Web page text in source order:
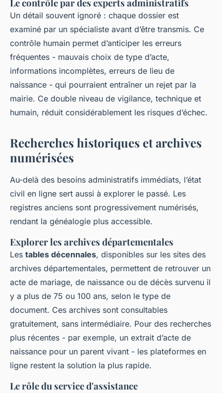
Le contrôle par des experts administratifs
Un détail souvent ignoré : chaque dossier est
examiné par un spécialiste avant d’être transmis. Ce
contrôle humain permet d’anticiper les erreurs
fréquentes - mauvais choix de type d’acte,
informations incomplètes, erreurs de lieu de
naissance - qui pourraient entraîner un rejet par la
mairie. Ce double niveau de vigilance, technique et
humain, réduit considérablement les risques d’échec.
Recherches historiques et archives
numérisées
Au-delà des besoins administratifs immédiats, l’état
civil en ligne sert aussi à explorer le passé. Les
registres anciens sont progressivement numérisés,
rendant la généalogie plus accessible.
Explorer les archives départementales
Les tables décennales, disponibles sur les sites des
archives départementales, permettent de retrouver un
acte de mariage, de naissance ou de décès survenu il
y a plus de 75 ou 100 ans, selon le type de
document. Ces archives sont consultables
gratuitement, sans intermédiaire. Pour des recherches
plus récentes - par exemple, un extrait d’acte de
naissance pour un parent vivant - les plateformes en
ligne restent la solution la plus rapide.
Le rôle du service d'assistance